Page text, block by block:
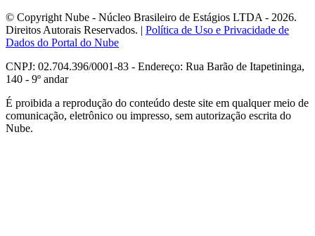
© Copyright Nube - Núcleo Brasileiro de Estágios LTDA - 2026.
Direitos Autorais Reservados. | Política de Uso e Privacidade de
Dados do Portal do Nube
CNPJ: 02.704.396/0001-83 - Endereço: Rua Barão de Itapetininga,
140 - 9º andar
É proibida a reprodução do conteúdo deste site em qualquer meio de
comunicação, eletrônico ou impresso, sem autorização escrita do
Nube.